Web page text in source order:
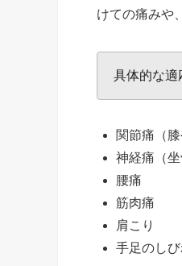
けての痛みや
具体的な適
関節痛（
神経痛（坐
腰痛
筋肉痛
肩こり
手足のし